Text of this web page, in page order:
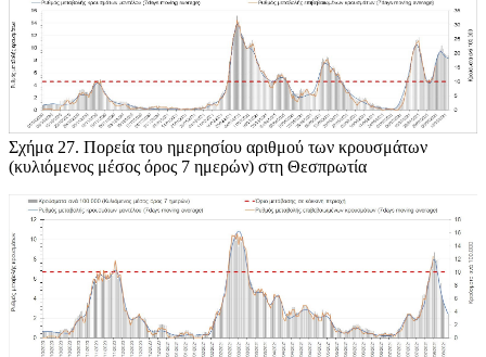
Σχήμα 27. Πορεία του ημερησίου αριθμού των κρουσμάτων
(κυλιόμενος μέσος όρος 7 ημερών) στη Θεσπρωτία